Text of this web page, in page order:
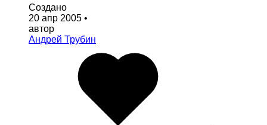
Создано
20 апр 2005 •
автор
Андрей Трубин